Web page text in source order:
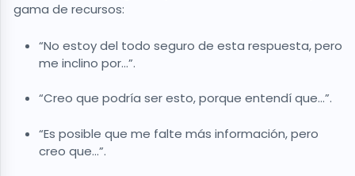
gama de recursos:
“No estoy del todo seguro de esta respuesta, pero
me inclino por…”.
“Creo que podría ser esto, porque entendí que…”.
“Es posible que me falte más información, pero
creo que…”.